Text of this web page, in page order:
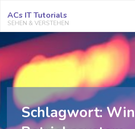
Inhalt
springen
ACs IT Tutorials
SEHEN & VERSTEHEN
Schlagwort: